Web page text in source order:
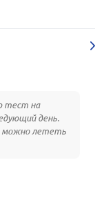
тест на
день.
можно лететь